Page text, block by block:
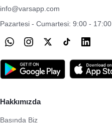
info@varsapp.com
Pazartesi - Cumartesi: 9:00 - 17:00
Hakkımızda
Basında Biz